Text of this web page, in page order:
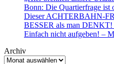
Bonn: Die Quartierfrage ist
Dieser ACHTERBAHN-
BESSER als man
Einfach nicht aufgeben! –
Archiv